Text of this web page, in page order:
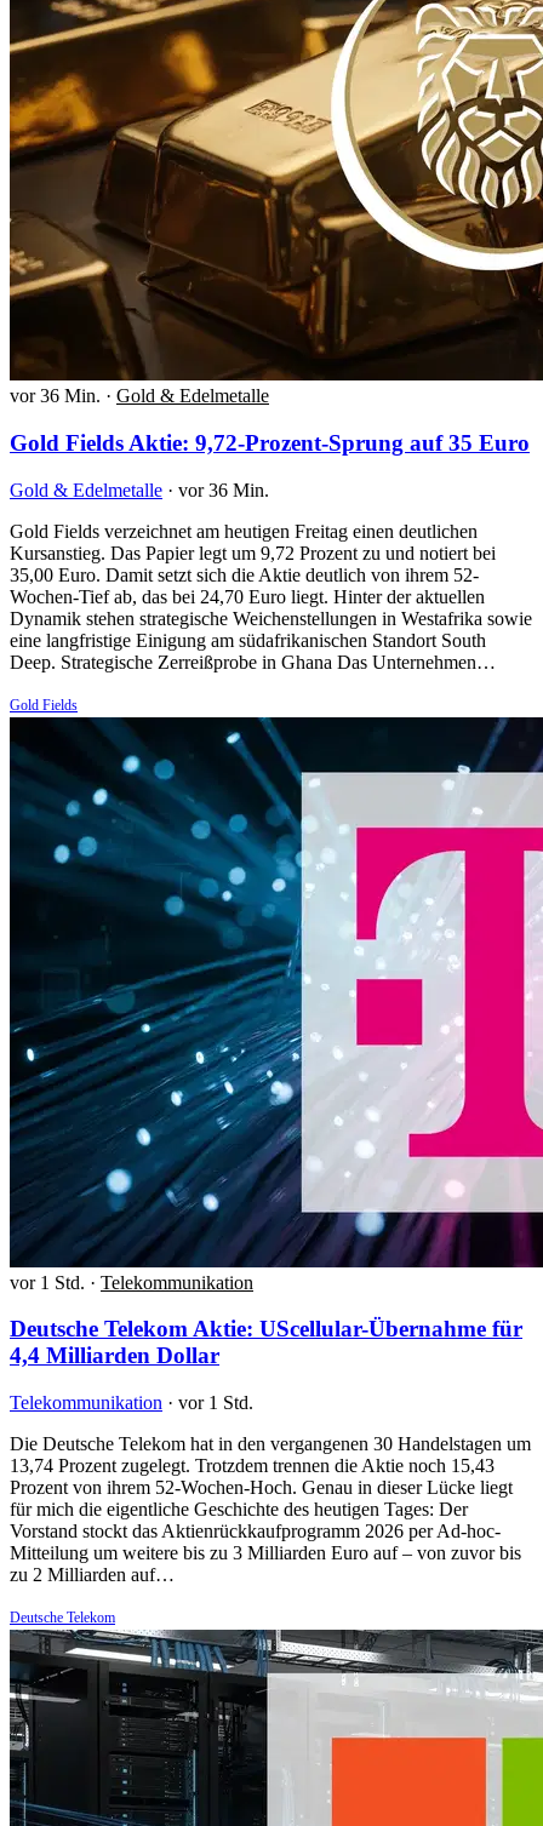
vor 36 Min. · Gold & Edelmetalle
Gold Fields Aktie: 9,72-Prozent-Sprung auf 35 Euro
Gold & Edelmetalle · vor 36 Min.
Gold Fields verzeichnet am heutigen Freitag einen deutlichen
Kursanstieg. Das Papier legt um 9,72 Prozent zu und notiert bei
35,00 Euro. Damit setzt sich die Aktie deutlich von ihrem 52-
Wochen-Tief ab, das bei 24,70 Euro liegt. Hinter der aktuellen
Dynamik stehen strategische Weichenstellungen in Westafrika sowie
eine langfristige Einigung am südafrikanischen Standort South
Deep. Strategische Zerreißprobe in Ghana Das Unternehmen…
Gold Fields
vor 1 Std. · Telekommunikation
Deutsche Telekom Aktie: UScellular-Übernahme für
4,4 Milliarden Dollar
Telekommunikation · vor 1 Std.
Die Deutsche Telekom hat in den vergangenen 30 Handelstagen um
13,74 Prozent zugelegt. Trotzdem trennen die Aktie noch 15,43
Prozent von ihrem 52-Wochen-Hoch. Genau in dieser Lücke liegt
für mich die eigentliche Geschichte des heutigen Tages: Der
Vorstand stockt das Aktienrückkaufprogramm 2026 per Ad-hoc-
Mitteilung um weitere bis zu 3 Milliarden Euro auf – von zuvor bis
zu 2 Milliarden auf…
Deutsche Telekom